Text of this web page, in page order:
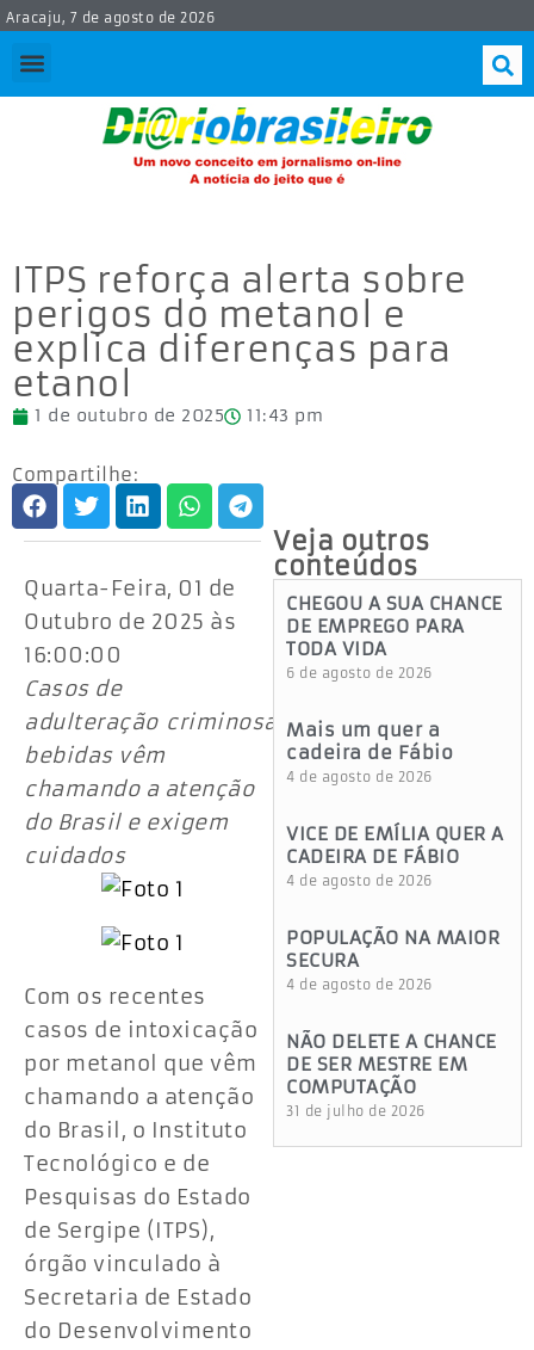
Aracaju, 7 de agosto de 2026
ITPS reforça alerta sobre
perigos do metanol e
explica diferenças para
etanol
1 de outubro de 2025 11:43 pm
Compartilhe:
Quarta-Feira, 01 de
Outubro de 2025 às
16:00:00
Casos de
adulteração criminosa de
bebidas vêm
chamando a atenção
do Brasil e exigem
cuidados
Com os recentes
casos de intoxicação
por metanol que vêm
chamando a atenção
do Brasil, o Instituto
Tecnológico e de
Pesquisas do Estado
de Sergipe (ITPS),
órgão vinculado à
Secretaria de Estado
do Desenvolvimento
Veja outros
conteúdos
CHEGOU A SUA CHANCE
DE EMPREGO PARA
TODA VIDA
6 de agosto de 2026
Mais um quer a
cadeira de Fábio
4 de agosto de 2026
VICE DE EMÍLIA QUER A
CADEIRA DE FÁBIO
4 de agosto de 2026
POPULAÇÃO NA MAIOR
SECURA
4 de agosto de 2026
NÃO DELETE A CHANCE
DE SER MESTRE EM
COMPUTAÇÃO
31 de julho de 2026